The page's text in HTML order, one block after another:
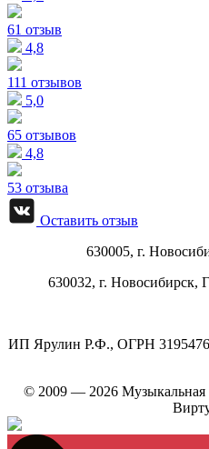
61 отзыв
4,8
111 отзывов
5,0
65 отзывов
4,8
53 отзыва
Оставить отзыв
630005, г.
630032, г. Новосибирск,
ИП Ярулин Р.Ф., ОГРН
© 2009 — 2026 Музыкальная